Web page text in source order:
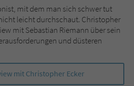
mit dem man sich schwer tut
leicht durchschaut. Christopher
mit Sebastian Riemann über sein
und düsteren
mit Christopher Ecker